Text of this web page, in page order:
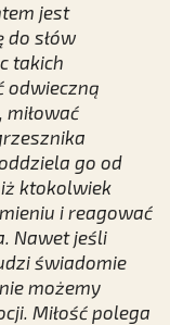
jest
do słów
takich
odwieczną
miłować
go od
ktokolwiek
i reagować
Nawet jeśli
świadomie
możemy
Miłość polega